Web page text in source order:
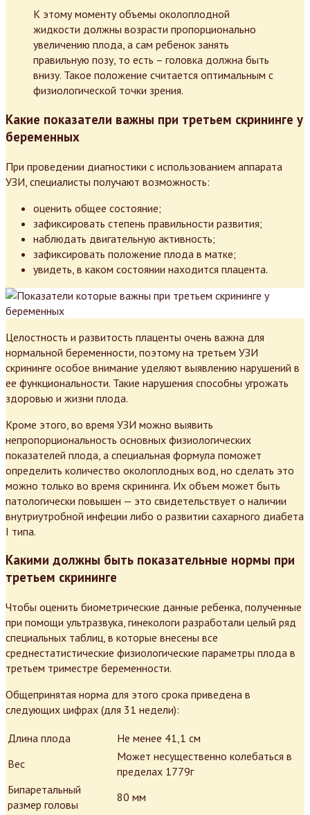
К этому моменту объемы околоплодной
жидкости должны возрасти пропорционально
увеличению плода, а сам ребенок занять
правильную позу, то есть – головка должна быть
внизу. Такое положение считается оптимальным с
физиологической точки зрения.
Какие показатели важны при третьем скрининге у
беременных
При проведении диагностики с использованием аппарата
УЗИ, специалисты получают возможность:
оценить общее состояние;
зафиксировать степень правильности развития;
наблюдать двигательную активность;
зафиксировать положение плода в матке;
увидеть, в каком состоянии находится плацента.
Целостность и развитость плаценты очень важна для
нормальной беременности, поэтому на третьем УЗИ
скрининге особое внимание уделяют выявлению нарушений в
ее функциональности. Такие нарушения способны угрожать
здоровью и жизни плода.
Кроме этого, во время УЗИ можно выявить
непропорциональность основных физиологических
показателей плода, а специальная формула поможет
определить количество околоплодных вод, но сделать это
можно только во время скрининга. Их объем может быть
патологически повышен — это свидетельствует о наличии
внутриутробной инфеции либо о развитии сахарного диабета
I типа.
Какими должны быть показательные нормы при
третьем скрининге
Чтобы оценить биометрические данные ребенка, полученные
при помощи ультразвука, гинекологи разработали целый ряд
специальных таблиц, в которые внесены все
среднестатистические физиологические параметры плода в
третьем триместре беременности.
Общепринятая норма для этого срока приведена в
следующих цифрах (для 31 недели):
Длина плода
Не менее 41,1 см
Вес
Может несущественно колебаться в
пределах 1779г
Бипаретальный
размер головы
80 мм